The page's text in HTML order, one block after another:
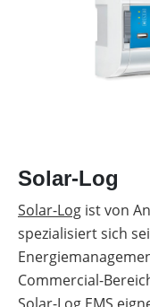
Solar-Log
Solar-Log ist von
spezialisiert sich
Commercial-